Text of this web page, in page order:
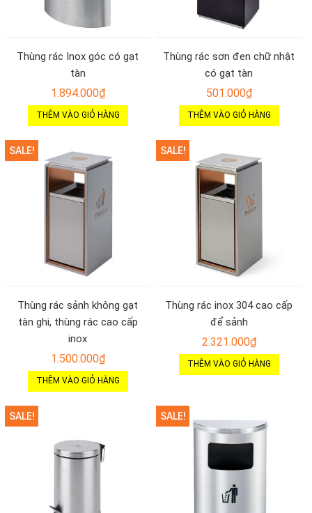
Thùng rác Inox góc có gạt
tàn
1.894.000₫
THÊM VÀO GIỎ HÀNG
Thùng rác sơn đen chữ nhật
có gạt tàn
501.000₫
THÊM VÀO GIỎ HÀNG
SALE!
Thùng rác sảnh không gạt
tàn ghi, thùng rác cao cấp
inox
1.500.000₫
THÊM VÀO GIỎ HÀNG
SALE!
Thùng rác inox 304 cao cấp
để sảnh
2.321.000₫
THÊM VÀO GIỎ HÀNG
SALE! SALE!